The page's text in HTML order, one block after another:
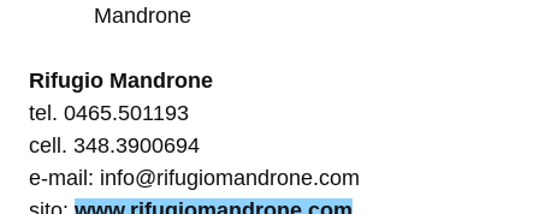
Mandrone
Rifugio Mandrone
tel. 0465.501193
cell. 348.3900694
e-mail: info@rifugiomandrone.com